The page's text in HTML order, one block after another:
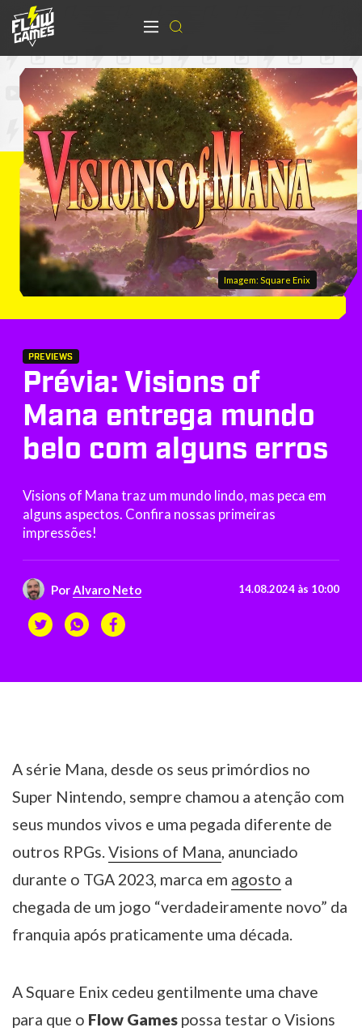
Imagem: Square Enix
PREVIEWS
Prévia: Visions of
Mana entrega mundo
belo com alguns erros
Visions of Mana traz um mundo lindo, mas peca em
alguns aspectos. Confira nossas primeiras
impressões!
Por Alvaro Neto 14.08.2024 às 10:00
A série Mana, desde os seus primórdios no
Super Nintendo, sempre chamou a atenção com
seus mundos vivos e uma pegada diferente de
outros RPGs. Visions of Mana , anunciado
durante o TGA 2023, marca em agosto a
chegada de um jogo “verdadeiramente novo” da
franquia após praticamente uma década.
A Square Enix cedeu gentilmente uma chave
para que o Flow Games possa testar o Visions